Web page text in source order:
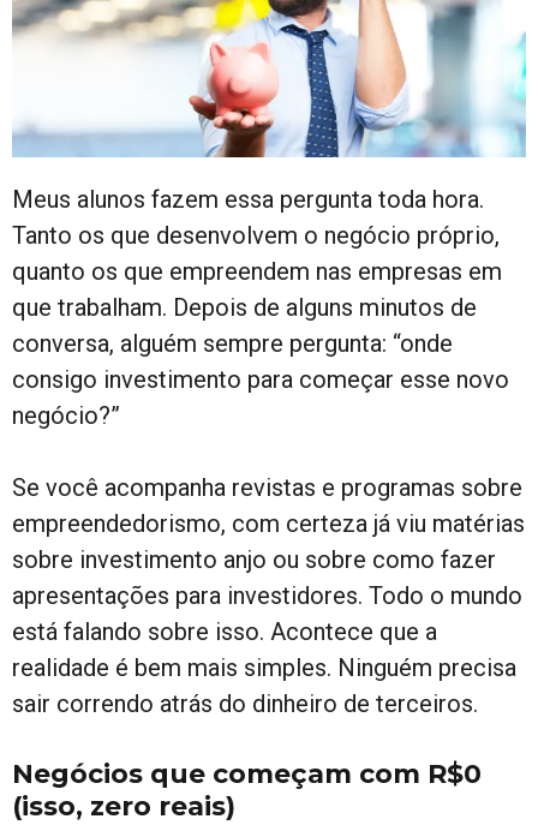
Meus alunos fazem essa pergunta toda hora.
Tanto os que desenvolvem o negócio próprio,
quanto os que empreendem nas empresas em
que trabalham. Depois de alguns minutos de
conversa, alguém sempre pergunta: “onde
consigo investimento para começar esse novo
negócio?”
Se você acompanha revistas e programas sobre
empreendedorismo, com certeza já viu matérias
sobre investimento anjo ou sobre como fazer
apresentações para investidores. Todo o mundo
está falando sobre isso. Acontece que a
realidade é bem mais simples. Ninguém precisa
sair correndo atrás do dinheiro de terceiros.
Negócios que começam com R$0
(isso, zero reais)